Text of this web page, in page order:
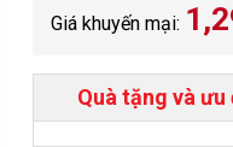
Giá khuyến mại:
Quà tặng và